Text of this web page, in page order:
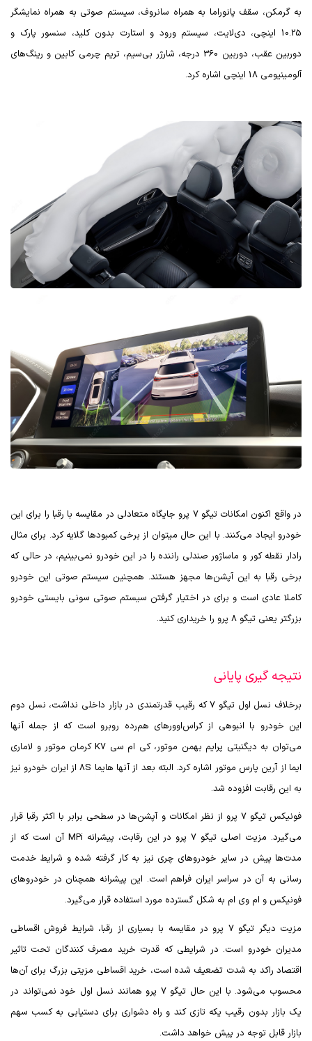
به گرمکن، سقف پانوراما به همراه سانروف، سیستم صوتی به همراه نمایشگر
10.25 اینچی، دی‌لایت، سیستم ورود و استارت بدون کلید، سنسور پارک و
دوربین عقب، دوربین 360 درجه، شارژر بی‌سیم، تریم چرمی کابین و رینگ‌های
آلومینیومی 18 اینچی اشاره کرد.
در واقع اکنون امکانات تیگو 7 پرو جایگاه متعادلی در مقایسه با رقبا را برای این
خودرو ایجاد می‌کنند. با این حال میتوان از برخی کمبودها گلایه کرد. برای مثال
رادار نقطه کور و ماساژور صندلی راننده را در این خودرو نمی‌بینیم، در حالی که
برخی رقبا به این آپشن‌ها مجهز هستند. همچنین سیستم صوتی این خودرو
کاملا عادی است و برای در اختیار گرفتن سیستم صوتی سونی بایستی خودرو
بزرگتر یعنی تیگو 8 پرو را خریداری کنید.
نتیجه گیری پایانی
برخلاف نسل اول تیگو 7 که رقیب قدرتمندی در بازار داخلی نداشت، نسل دوم
این خودرو با انبوهی از کراس‌اوورهای هم‌رده روبرو است که از جمله آنها
می‌توان به دیگنیتی پرایم بهمن موتور، کی ام سی K7کرمان موتور و لاماری
ایما از آرین پارس موتور اشاره کرد. البته بعد از آنها هایما 8Sاز ایران خودرو نیز
به این رقابت افزوده شد.
فونیکس تیگو 7 پرو از نظر امکانات و آپشن‌ها در سطحی برابر با اکثر رقبا قرار
می‌گیرد. مزیت اصلی تیگو 7 پرو در این رقابت، پیشرانه
MPi آن است که از
مدت‌ها پیش در سایر خودروهای چری نیز به کار گرفته شده و شرایط خدمت
رسانی به آن در سراسر ایران فراهم است. این پیشرانه همچنان در خودروهای
فونیکس و ام وی ام به شکل گسترده مورد استفاده قرار می‌گیرد.
مزیت دیگر تیگو 7 پرو در مقایسه با بسیاری از رقبا، شرایط فروش اقساطی
مدیران خودرو است. در شرایطی که قدرت خرید مصرف کنندگان تحت تاثیر
اقتصاد راکد به شدت تضعیف شده است، خرید اقساطی مزیتی بزرگ برای آن‌ها
محسوب می‌شود. با این حال تیگو 7 پرو همانند نسل اول خود نمی‌تواند در
یک بازار بدون رقیب یکه تازی کند و راه دشواری برای دستیابی به کسب سهم
بازار قابل توجه در پیش خواهد داشت.